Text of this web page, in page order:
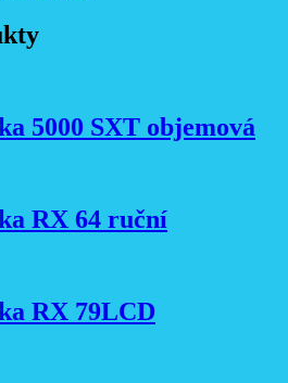
5000 SXT objemová
RX 64 ruční
RX 79LCD